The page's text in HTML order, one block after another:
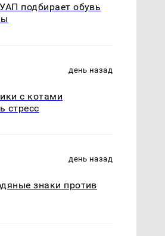
подбирает обувь
день назад
с котами
стресс
день назад
знаки против